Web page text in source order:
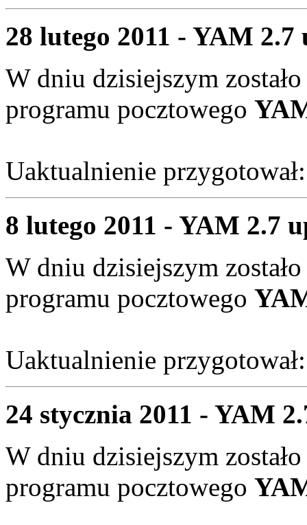
28 lutego 2011 - YAM 2.7
W dniu dzisiejszym
programu pocztowego
Uaktualnienie
8 lutego 2011 - YAM 2.7
W dniu dzisiejszym
programu pocztowego
Uaktualnienie
24 stycznia 2011 - YAM
W dniu dzisiejszym
programu pocztowego